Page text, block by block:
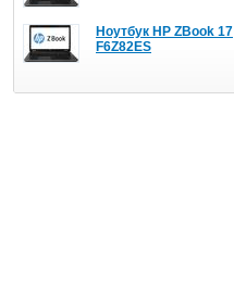
Ноутбук HP ZBook 17
F6Z82ES